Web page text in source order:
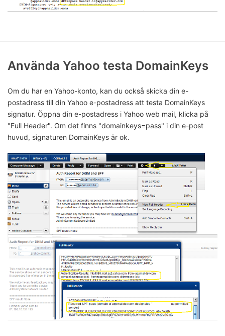
Använda Yahoo testa DomainKeys
Om du har en Yahoo-konto, kan du också skicka din e-
postadress till din Yahoo e-postadress att testa DomainKeys
signatur. Öppna din e-postadress i Yahoo web mail, klicka på
"Full Header". Om det finns "domainkeys=pass" i din e-post
huvud, signaturen DomainKeys är ok.